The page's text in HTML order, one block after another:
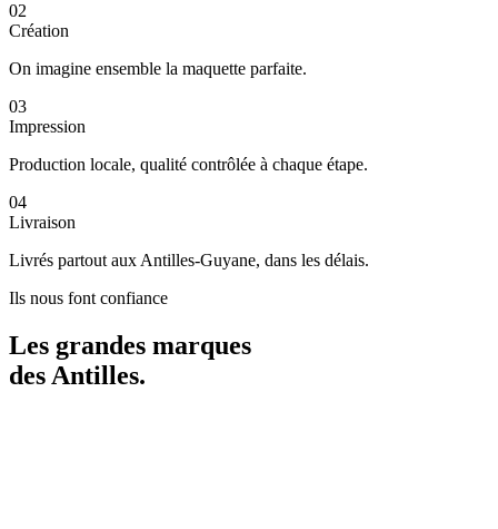
02
Création
On imagine ensemble la maquette parfaite.
03
Impression
Production locale, qualité contrôlée à chaque étape.
04
Livraison
Livrés partout aux Antilles-Guyane, dans les délais.
Ils nous font confiance
Les grandes marques
des Antilles.